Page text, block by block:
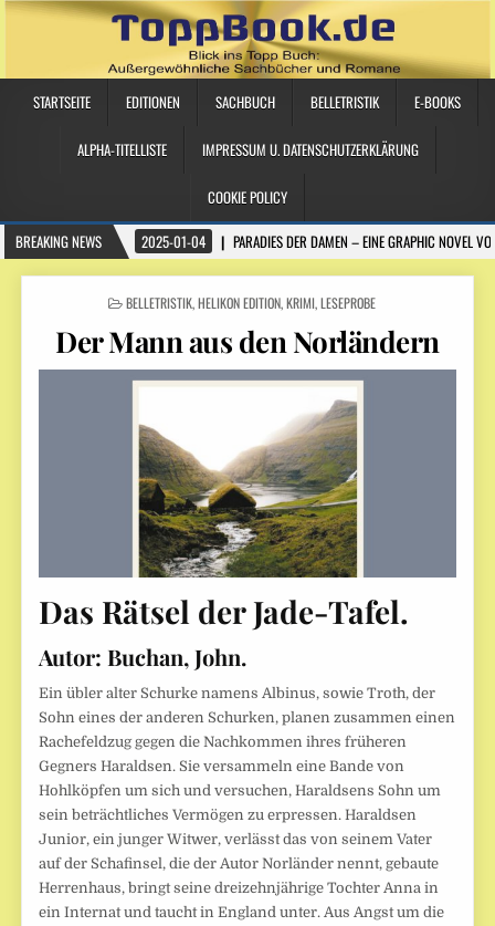
STARTSEITE EDITIONEN SACHBUCH BELLETRISTIK E-BOOKS
ALPHA-TITELLISTE IMPRESSUM U. DATENSCHUTZERKLÄRUNG
COOKIE POLICY
BREAKING NEWS
2025-01-04 PARADIES DER DAMEN – EINE GRAPHIC NOVEL
POSTED IN
BELLETRISTIK,HELIKON EDITION,KRIMI,LESEPROBE
Der Mann aus den Norländern
Das Rätsel der Jade-Tafel.
Autor: Buchan, John.
Ein übler alter Schurke namens Albinus, sowie Troth, der
Sohn eines der anderen Schurken, planen zusammen einen
Rachefeldzug gegen die Nachkommen ihres früheren
Gegners Haraldsen. Sie versammeln eine Bande von
Hohlköpfen um sich und versuchen, Haraldsens Sohn um
sein beträchtliches Vermögen zu erpressen. Haraldsen
Junior, ein junger Witwer, verlässt das von seinem Vater
auf der Schafinsel, die der Autor Norländer nennt, gebaute
Herrenhaus, bringt seine dreizehnjährige Tochter Anna in
ein Internat und taucht in England unter. Aus Angst um die